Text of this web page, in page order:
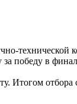
технической
победу в
Итогом отбора